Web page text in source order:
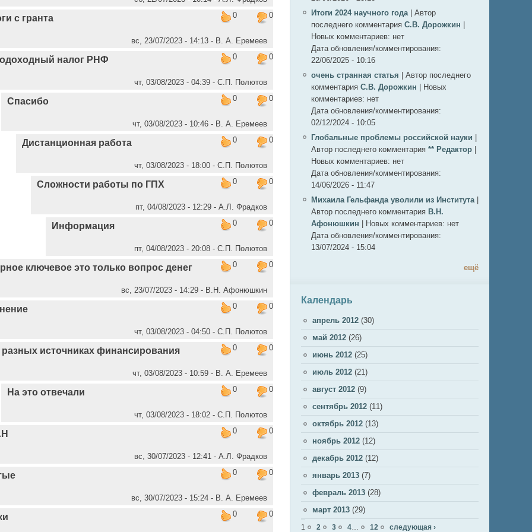
0
0
с гранта
вс, 23/07/2023 - 14:13 - В. А. Еремеев
0
0
налог РНФ
чт, 03/08/2023 - 04:39 - C.П. Полютов
0
0
Спасибо
чт, 03/08/2023 - 10:46 - В. А. Еремеев
0
0
Дистанционная работа
чт, 03/08/2023 - 18:00 - C.П. Полютов
0
0
Сложности работы по ГПХ
пт, 04/08/2023 - 12:29 - А.Л. Фрадков
0
0
Информация
пт, 04/08/2023 - 20:08 - C.П. Полютов
0
0
ключевое это только вопрос денег
вс, 23/07/2023 - 14:29 - В.Н. Афонюшкин
0
0
чт, 03/08/2023 - 04:50 - C.П. Полютов
0
0
источниках финансирования
чт, 03/08/2023 - 10:59 - В. А. Еремеев
0
0
На это отвечали
чт, 03/08/2023 - 18:02 - C.П. Полютов
0
0
вс, 30/07/2023 - 12:41 - А.Л. Фрадков
0
0
вс, 30/07/2023 - 15:24 - В. А. Еремеев
0
0
Итоги 2024 научного года
Автор
последнего комментария С.В. Дорожкин
Новых комментариев: нет
Дата обновления/комментирования:
22/06/2025 - 10:16
очень странная статья
Автор последнего
комментария С.В. Дорожкин
Новых
комментариев: нет
Дата обновления/комментирования:
02/12/2024 - 10:05
Глобальные проблемы российской науки
Автор последнего комментария ** Редактор
Новых комментариев: нет
Дата обновления/комментирования:
14/06/2026 - 11:47
Михаила Гельфанда уволили из Института
Автор последнего комментария В.Н.
Афонюшкин
Новых комментариев: нет
Дата обновления/комментирования:
13/07/2024 - 15:04
ещё
Календарь
апрель 2012 (30)
май 2012 (26)
июнь 2012 (25)
июль 2012 (21)
август 2012 (9)
сентябрь 2012 (11)
октябрь 2012 (13)
ноябрь 2012 (12)
декабрь 2012 (12)
январь 2013 (7)
февраль 2013 (28)
март 2013 (29)
Страницы
1 2 3 4 12 следующая ›